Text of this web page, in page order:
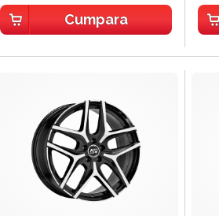
Cumpara